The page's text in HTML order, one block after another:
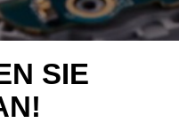
SIE